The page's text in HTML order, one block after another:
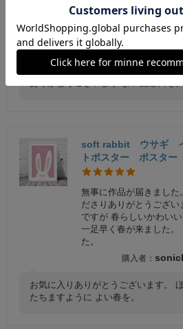
点以上 sei検索新着
本日無事受取ました。
soft rabbit ウサギ
トポスター ポスタ
無事に作品が届きました
ださりありがとうござい
ですが 春らしいかわい
一足早く春が来ました。
た。
お気に入りありがとうございます。
たちますように よい春を。